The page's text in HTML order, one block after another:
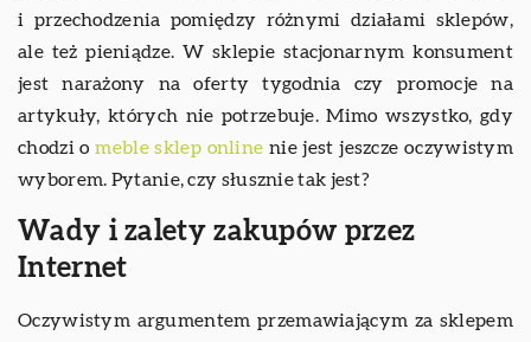
i przechodzenia pomiędzy różnymi działami sklepów,
ale też pieniądze. W sklepie stacjonarnym konsument
jest narażony na oferty tygodnia czy promocje na
artykuły, których nie potrzebuje. Mimo wszystko, gdy
chodzi omeble sklep online nie jest jeszcze oczywistym
wyborem. Pytanie, czy słusznie tak jest?
Wady i zalety zakupów przez
Internet
Oczywistym argumentem przemawiającym za sklepem